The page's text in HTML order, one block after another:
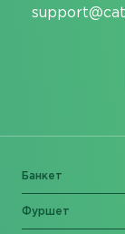
Банкет
Фуршет